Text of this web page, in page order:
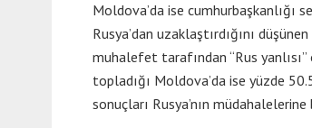
Moldova’da ise cumhurbaşkanlığı
Rusya’dan uzaklaştırdığını
muhalefet tarafından “Rus
topladığı Moldova’da ise yüzde
sonuçları Rusya’nın